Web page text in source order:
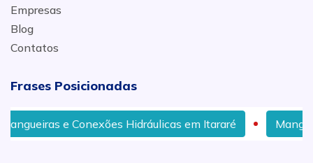
Empresas
Blog
Contatos
Frases Posicionadas
Conexões Hidráulicas em Itararé Mangueira